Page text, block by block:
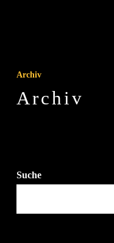
Archiv
Archiv
Suche